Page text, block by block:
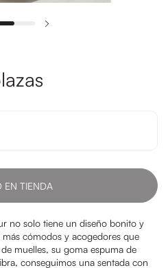
EN TIENDA
no solo tiene un diseño bonito y
cómodos y acogedores que
muelles, su goma espuma de
conseguimos una sentada con